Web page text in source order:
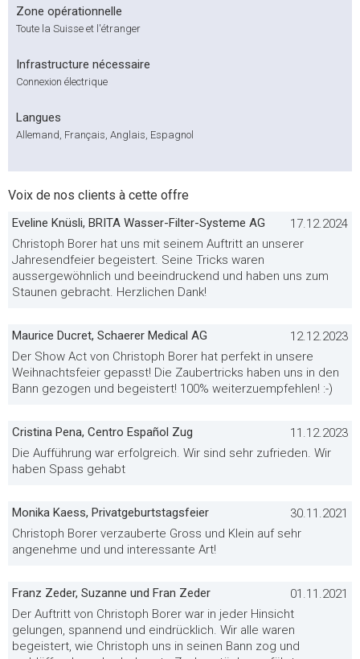
Zone opérationnelle
Toute la Suisse et l'étranger
Infrastructure nécessaire
Connexion électrique
Langues
Allemand, Français, Anglais, Espagnol
Voix de nos clients à cette offre
Eveline Knüsli, BRITA Wasser-Filter-Systeme AG
17.12.2024
Christoph Borer hat uns mit seinem Auftritt an unserer
Jahresendfeier begeistert. Seine Tricks waren
aussergewöhnlich und beeindruckend und haben uns zum
Staunen gebracht. Herzlichen Dank!
Maurice Ducret, Schaerer Medical AG
12.12.2023
Der Show Act von Christoph Borer hat perfekt in unsere
Weihnachtsfeier gepasst! Die Zaubertricks haben uns in den
Bann gezogen und begeistert! 100% weiterzuempfehlen! :-)
Cristina Pena, Centro Español Zug
11.12.2023
Die Aufführung war erfolgreich. Wir sind sehr zufrieden. Wir
haben Spass gehabt
Monika Kaess, Privatgeburtstagsfeier
30.11.2021
Christoph Borer verzauberte Gross und Klein auf sehr
angenehme und und interessante Art!
Franz Zeder, Suzanne und Fran Zeder
01.11.2021
Der Auftritt von Christoph Borer war in jeder Hinsicht
gelungen, spannend und eindrücklich. Wir alle waren
begeistert, wie Christoph uns in seinen Bann zog und